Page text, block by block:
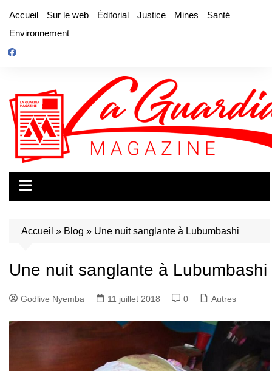
contenu
Accueil Sur le web Éditorial Justice Mines
Santé
Environnement
Accueil » Blog » Une nuit sanglante à Lubumbashi
Une nuit sanglante à Lubumbashi
Godlive Nyemba 11 juillet 2018 0 Autres